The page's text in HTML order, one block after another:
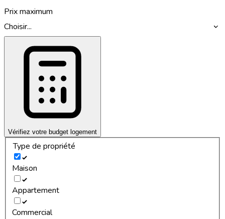
Prix maximum
Choisir...
Vérifiez votre budget logement
Type de propriété
Maison
Appartement
Commercial